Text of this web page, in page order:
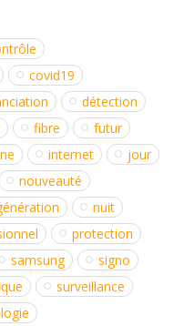
covid19
détection
fibre
futur
internet
jour
nouveauté
nuit
protection
samsung
signo
surveillance